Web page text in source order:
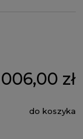
zł
do koszyka